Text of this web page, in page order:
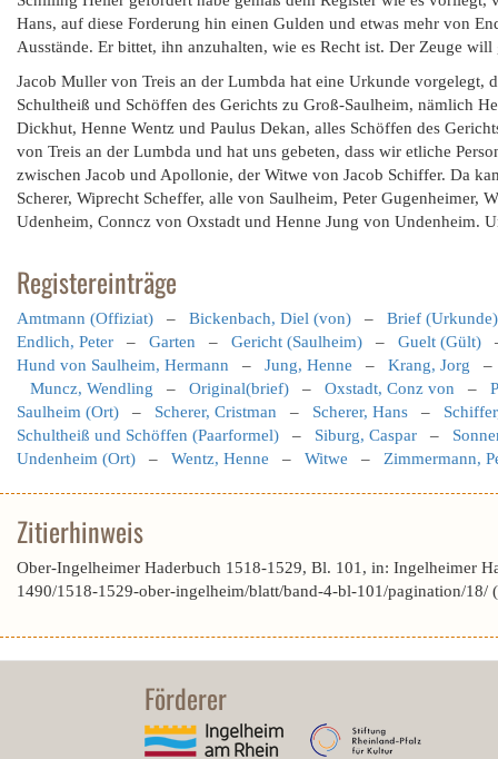
Hans, auf diese Forderung hin einen Gulden und etwas mehr von
Ausstände. Er bittet, ihn anzuhalten, wie es Recht ist. Der Zeuge will
Jacob Muller von Treis an der Lumbda hat eine Urkunde vorgelegt,
Schultheiß und Schöffen des Gerichts zu Groß-Saulheim, nämlich
Dickhut, Henne Wentz und Paulus Dekan, alles Schöffen des
von Treis an der Lumbda und hat uns gebeten, dass wir etliche
zwischen Jacob und Apollonie, der Witwe von Jacob Schiffer. Da
Scherer, Wiprecht Scheffer, alle von Saulheim, Peter
Udenheim, Conncz von Oxstadt und Henne Jung von Undenheim.
Registereinträge
Amtmann (Offiziat) – Bickenbach, Diel (von) – Brief (Urkunde)
Endlich, Peter – Garten – Gericht (Saulheim) – Guelt (Gült)
Hund von Saulheim, Hermann – Jung, Henne – Krang, Jorg
Muncz, Wendling – Original(brief) – Oxstadt, Conz von –
Saulheim (Ort) – Scherer, Cristman – Scherer, Hans –
Schultheiß und Schöffen (Paarformel) – Siburg, Caspar –
Undenheim (Ort) – Wentz, Henne – Witwe – Zimmermann,
Zitierhinweis
Ober-Ingelheimer Haderbuch 1518-1529, Bl. 101, in: Ingelheimer
1490/1518-1529-ober-ingelheim/blatt/band-4-bl-101/pagination/18/
Förderer